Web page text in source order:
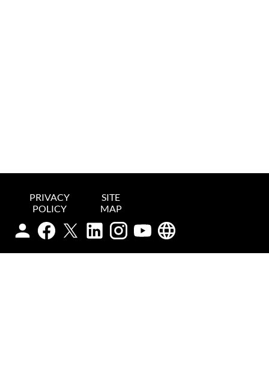
PRIVACY
POLICY
SITE
MAP